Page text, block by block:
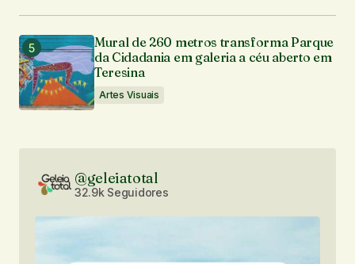
Seu e-mail
Notifique-me sobre novos comentários por e-mail.
Enviar comentário
Mural de 260 metros transforma Parque
da Cidadania em galeria a céu aberto em
Teresina
Artes Visuais
@geleiatotal
32.9k Seguidores